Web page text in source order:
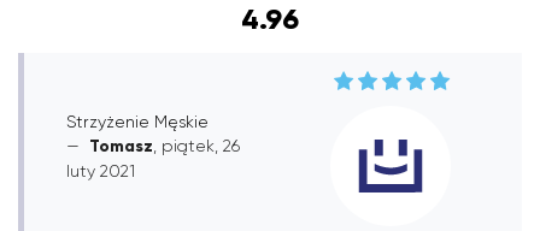
4.96
Strzyżenie Męskie
Tomasz , piątek, 26
luty 2021